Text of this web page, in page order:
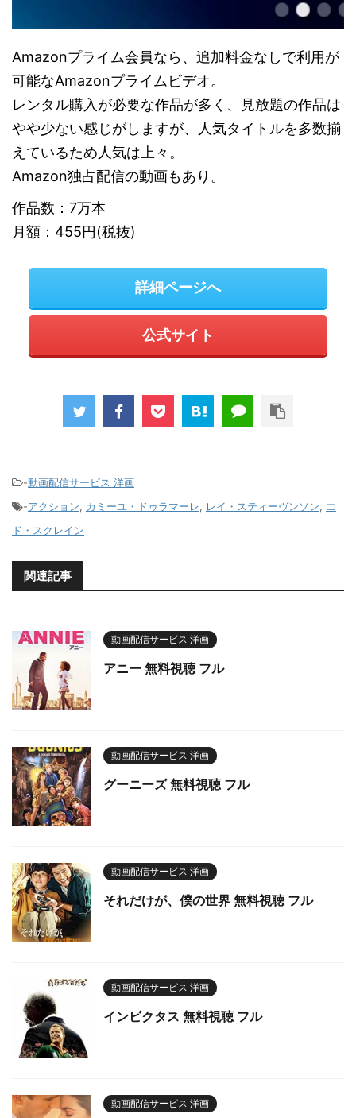
Amazonプライム会員なら、追加料金なしで利用が
可能なAmazonプライムビデオ。
レンタル購入が必要な作品が多く、見放題の作品は
やや少ない感じがしますが、人気タイトルを多数揃
えているため人気は上々。
Amazon独占配信の動画もあり。
作品数：7万本
月額：455円(税抜)
詳細ページへ
公式サイト
-動画配信サービス 洋画
-アクション, カミーユ・ドゥラマーレ, レイ・スティーヴンソン, エ
ド・スクレイン
関連記事
動画配信サービス 洋画
アニー 無料視聴 フル
動画配信サービス 洋画
グーニーズ 無料視聴 フル
動画配信サービス 洋画
それだけが、僕の世界 無料視聴 フル
動画配信サービス 洋画
インビクタス 無料視聴 フル
動画配信サービス 洋画